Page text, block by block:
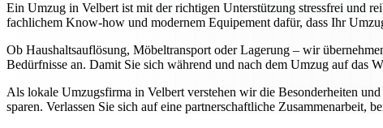
Ein Umzug in Velbert ist mit der richtigen Unterstützung stressfrei und
fachlichem Know-how und modernem Equipement dafür, dass Ihr
Ob Haushaltsauflösung, Möbeltransport oder Lagerung – wir
Bedürfnisse an. Damit Sie sich während und nach dem Umzug auf das
Als lokale Umzugsfirma in Velbert verstehen wir die Besonderheiten
sparen. Verlassen Sie sich auf eine partnerschaftliche Zusammenarbeit,